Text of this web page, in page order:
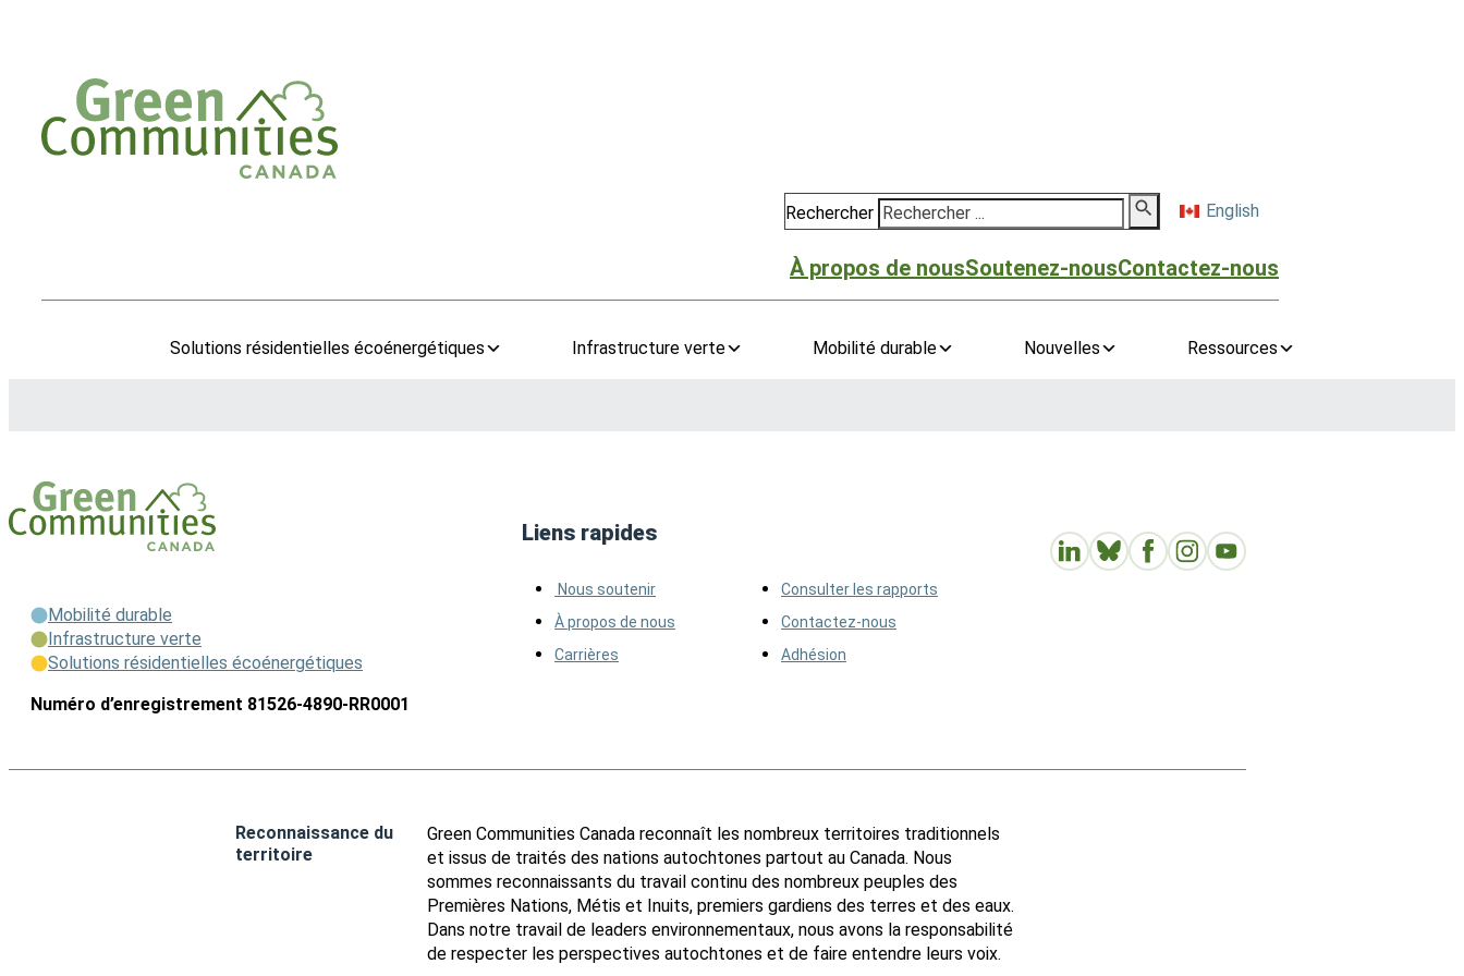
Rechercher English
À propos de nousSoutenez-nousContactez-nous
Solutions résidentielles écoénergétiques Infrastructure verte Mobilité durable Nouvelles Ressources
Mobilité durable
Infrastructure verte
Solutions résidentielles écoénergétiques
Numéro d’enregistrement 81526-4890-RR0001
Liens rapides
Nous soutenir
À propos de nous
Carrières
Consulter les rapports
Contactez-nous
Adhésion
Reconnaissance du
territoire
Green Communities Canada reconnaît les nombreux territoires traditionnels
et issus de traités des nations autochtones partout au Canada. Nous
sommes reconnaissants du travail continu des nombreux peuples des
Premières Nations, Métis et Inuits, premiers gardiens des terres et des eaux.
Dans notre travail de leaders environnementaux, nous avons la responsabilité
de respecter les perspectives autochtones et de faire entendre leurs voix.